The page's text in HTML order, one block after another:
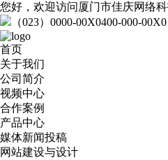
您好，欢迎访问厦门市佳庆网络
（023）0000-00X0400-000-00X0
首页
关于我们
公司简介
视频中心
合作案例
产品中心
媒体新闻投稿
网站建设与设计